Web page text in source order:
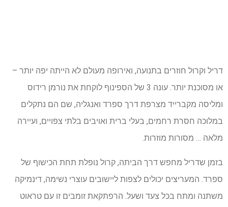
דריל וקרול חוזרים בתנועה, ואירופה מעולם לא הייתה יפה יותר –
או מסוכנת יותר. עונה 3 של הספינוף לוקחת את נורמן רידוס
ומליסה מקברייד מצרפת דרך ספרד ואנגליה, שם הם נתקלים
במלוכה חסרת רחמים, בעלי ברית ואויבים בלתי צפויים, ועיירה
מלאה … מסורות מוזרות.
בזמן שדריל מחפש דרך הביתה, קרול נופלת תחת הכישוף של
ספרד. המעריצים יכולים לצפות ליישובים עוצרי נשימה, דינמיקה
משתנה ומתח בכל צעד ושעל. הרפתקאת זומבים זו עם טראוט